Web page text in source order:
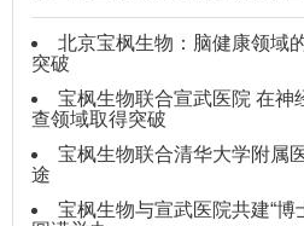
北京宝枫生物：脑健康领域
突破
宝枫生物联合宣武医院 在神
查领域取得突破
宝枫生物联合清华大学附属
途
宝枫生物与宣武医院共建“博